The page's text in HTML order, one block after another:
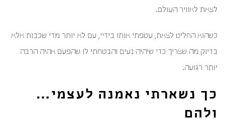
לצאת לאוויר העולם.
כשהוא החליט לצאת, עטפתי אותו בידיי, עם לא יותר מדי שכבות אלא
בדיוק מה שצריך כדי שיהיה נעים והבטחתי לו שהפעם אהיה הרבה
יותר רגועה.
כך נשארתי נאמנה לעצמי…
ולהם